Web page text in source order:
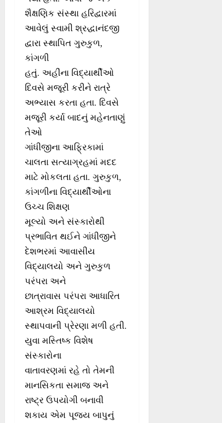
શૈક્ષણિક સંસ્થા હરિદ્વારમાં
આવેલું સ્વામી શ્રદ્ધાનંદજી
દ્વારા સ્થાપિત ગુરુકુળ,
કાંગળી
હતું. અહીંના વિદ્યાર્થીઓ
દિવસે મજૂરી કરીને રાત્રે
અભ્યાસ કરતા હતા. દિવસે
મજૂરી કર્યા બાદનું મહેનતાણું
તેઓ
ગાંધીજીના આફ્રિકામાં
ચાલતા સત્યાગ્રહમાં મદદ
માટે મોકલતા હતા. ગુરુકુળ,
કાંગળીના વિદ્યાર્થીઓના
ઉચ્ચ શિક્ષણ
મૂલ્યો અને સંસ્કારોથી
પ્રભાવિત થઈને ગાંધીજીને
દેશભરમાં આવાસીય
વિદ્યાલયો અને ગુરુકુળ
પરંપરા અને
છાત્રાવાસ પરંપરા આધારિત
આશ્રમ વિદ્યાલયો
સ્થાપવાની પ્રેરણા મળી હતી.
યુવા મસ્તિષ્ક વિશેષ
સંસ્કારોના
વાતાવરણમાં રહે તો તેમની
માનસિકતા સમાજ અને
રાષ્ટ્ર ઉપયોગી બનાવી
શકાય એમ પૂજ્ય બાપુનું